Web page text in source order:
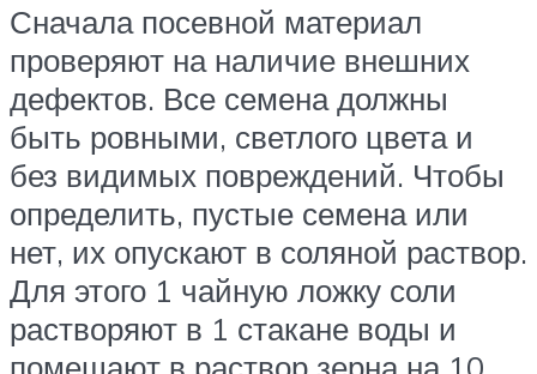
Сначала посевной материал
проверяют на наличие внешних
дефектов. Все семена должны
быть ровными, светлого цвета и
без видимых повреждений. Чтобы
определить, пустые семена или
нет, их опускают в соляной раствор.
Для этого 1 чайную ложку соли
растворяют в 1 стакане воды и